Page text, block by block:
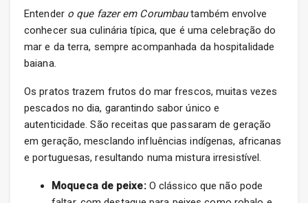
Entender o que fazer em Corumbautambém envolve
conhecer sua culinária típica, que é uma celebração do
mar e da terra, sempre acompanhada da hospitalidade
baiana.
Os pratos trazem frutos do mar frescos, muitas vezes
pescados no dia, garantindo sabor único e
autenticidade. São receitas que passaram de geração
em geração, mesclando influências indígenas, africanas
e portuguesas, resultando numa mistura irresistível.
Moqueca de peixe:O clássico que não pode